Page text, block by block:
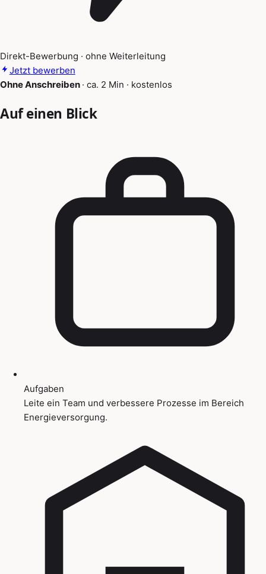
Direkt-Bewerbung · ohne Weiterleitung
Jetzt bewerben
Ohne Anschreiben · ca. 2 Min · kostenlos
Auf einen Blick
Aufgaben
Leite ein Team und verbessere Prozesse im Bereich
Energieversorgung.